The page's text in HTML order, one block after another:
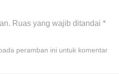
Ruas yang wajib ditandai *
peramban ini untuk komentar